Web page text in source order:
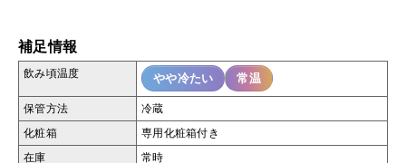
補足情報
飲み頃温度 やや冷たい 常温
保管方法 冷蔵
化粧箱 専用化粧箱付き
在庫 常時